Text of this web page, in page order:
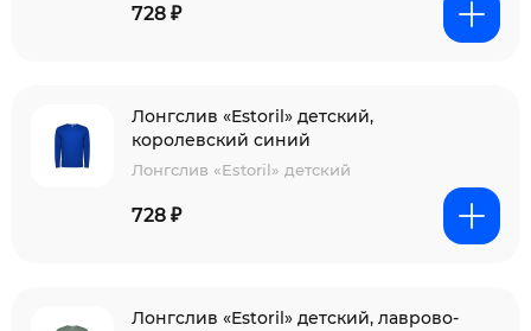
728 ₽
Лонгслив «Estoril» детский,
королевский синий
Лонгслив «Estoril» детский
728 ₽
Лонгслив «Estoril» детский, лаврово-